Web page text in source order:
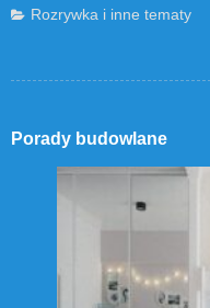
Rozrywka i inne tematy
Porady budowlane